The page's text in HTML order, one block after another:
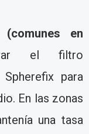
(comunes en
el filtro
para
En las zonas
una tasa